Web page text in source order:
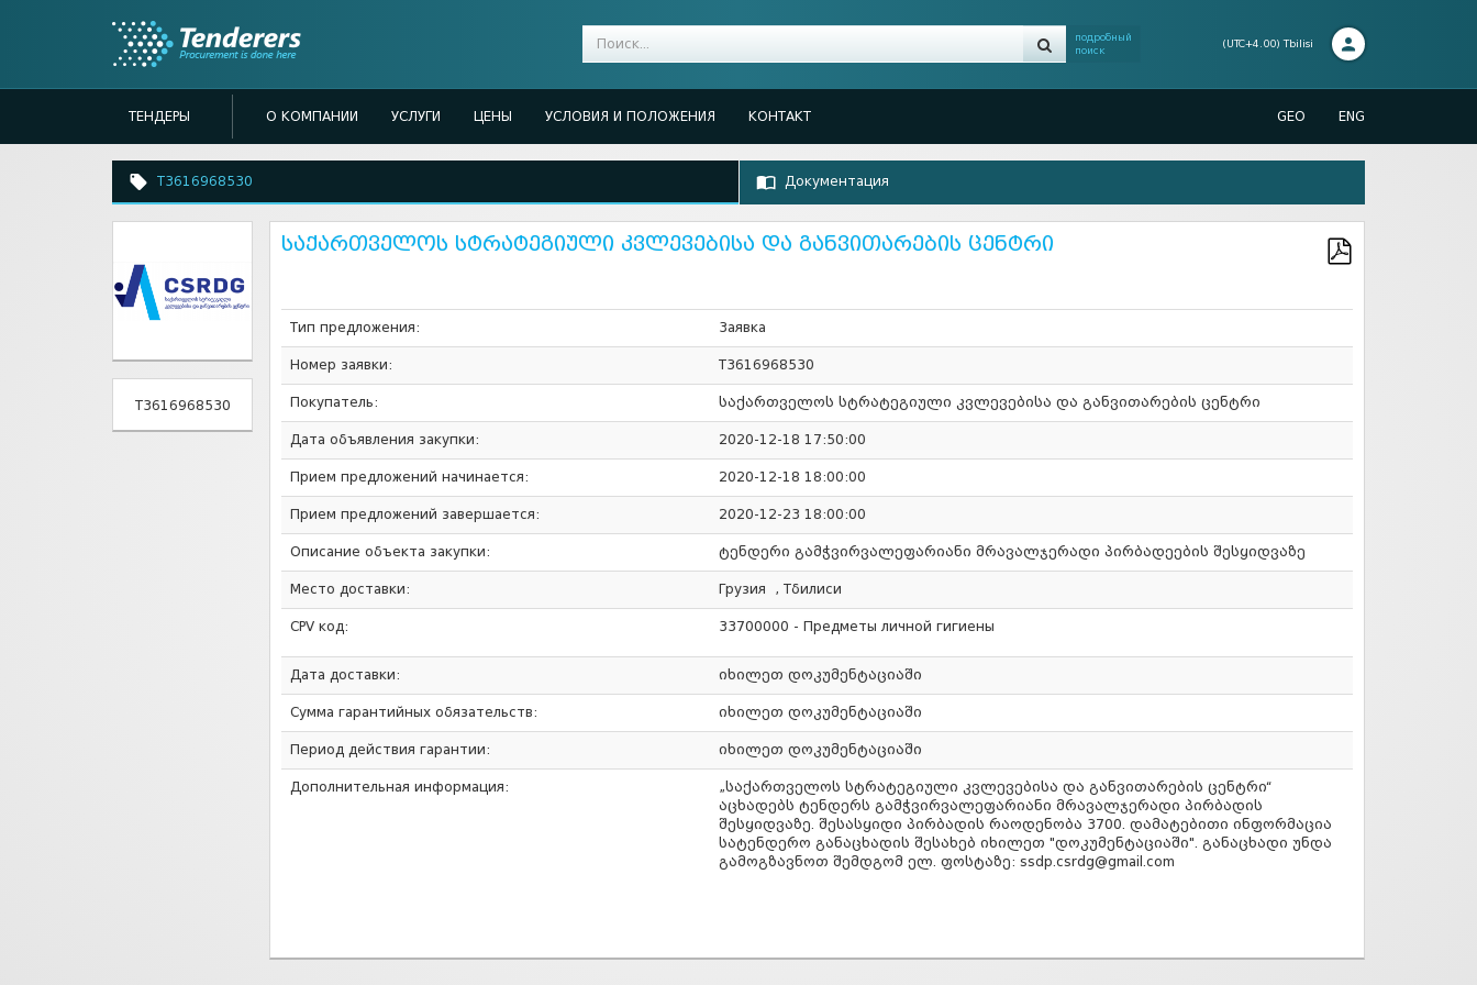
подробный
поиск
(UTC+4.00) Tbilisi
ТЕНДЕРЫ О КОМПАНИИ УСЛУГИ ЦЕНЫ УСЛОВИЯ И ПОЛОЖЕНИЯ КОНТАКТ GEO ENG
T3616968530 Документация
T3616968530
საქართველოს სტრატეგიული კვლევებისა და განვითარების ცენტრი
Тип предложения: Заявка
Номер заявки: T3616968530
Покупатель: საქართველოს სტრატეგიული კვლევებისა და განვითარების ცენტრი
Дата объявления закупки: 2020-12-18 17:50:00
Прием предложений начинается: 2020-12-18 18:00:00
Прием предложений завершается: 2020-12-23 18:00:00
Описание объекта закупки: ტენდერი გამჭვირვალეფარიანი მრავალჯერადი პირბადეების შესყიდვაზე
Место доставки: Грузия , Тбилиси
CPV код: 33700000 - Предметы личной гигиены
Дата доставки: იხილეთ დოკუმენტაციაში
Сумма гарантийных обязательств: იხილეთ დოკუმენტაციაში
Период действия гарантии: იხილეთ დოკუმენტაციაში
Дополнительная информация:
„საქართველოს სტრატეგიული კვლევებისა და განვითარების ცენტრი“
აცხადებს ტენდერს გამჭვირვალეფარიანი მრავალჯერადი პირბადის
შესყიდვაზე. შესასყიდი პირბადის რაოდენობა 3700. დამატებითი ინფორმაცია
სატენდერო განაცხადის შესახებ იხილეთ "დოკუმენტაციაში". განაცხადი უნდა
გამოგზავნოთ შემდგომ ელ. ფოსტაზე: ssdp.csrdg@gmail.com